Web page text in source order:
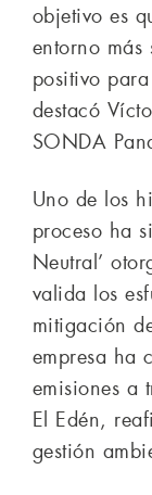
objetivo es
entorno más
positivo
destacó
SONDA
Uno de los
proceso ha
Neutral’
valida los
mitigación
empresa ha
emisiones a
El Edén,
gestión